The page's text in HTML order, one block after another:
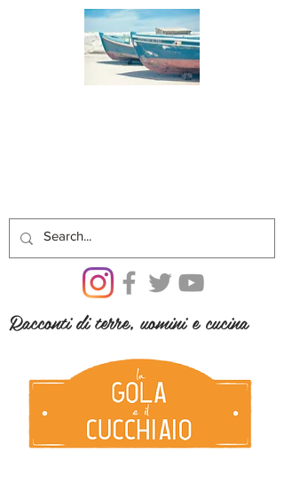
Racconti di terre, uomini e cucina